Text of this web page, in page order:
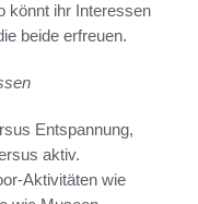
könnt ihr Interessen
beide erfreuen.
Entspannung,
aktiv.
Aktivitäten wie